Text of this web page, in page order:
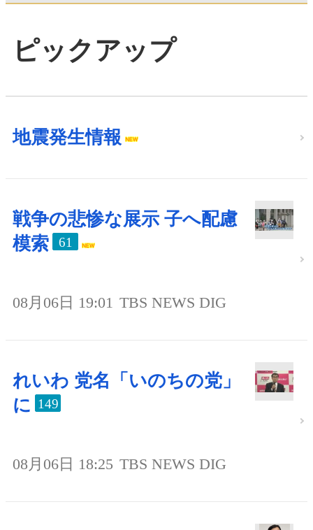
ピックアップ
地震発生情報
戦争の悲惨な展示 子へ配慮
模索
61
08月06日 19:01 TBS NEWS DIG
れいわ 党名「いのちの党」
に 149
08月06日 18:25 TBS NEWS DIG